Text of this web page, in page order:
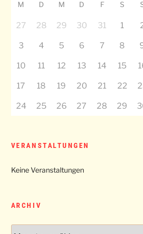
M D M D F S
27 28 29 30 31 1
3 4 5 6 7 8
10 11 12 13 14 15
17 18 19 20 21 22
24 25 26 27 28 29
VERANSTALTUNGEN
Keine Veranstaltungen
ARCHIV